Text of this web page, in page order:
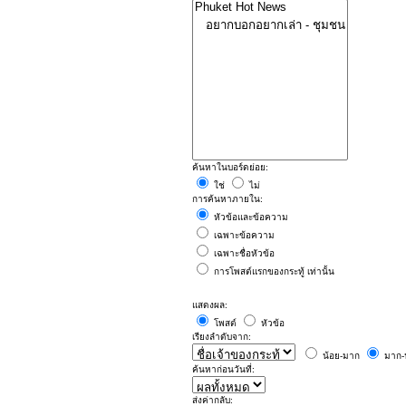
ค้นหาในบอร์ดย่อย:
ใช่
ไม่
การค้นหาภายใน:
หัวข้อและข้อความ
เฉพาะข้อความ
เฉพาะชื่อหัวข้อ
การโพสต์แรกของกระทู้ เท่านั้น
แสดงผล:
โพสต์
หัวข้อ
เรียงลำดับจาก:
น้อย-มาก
มาก
ค้นหาก่อนวันที่:
ส่งค่ากลับ: